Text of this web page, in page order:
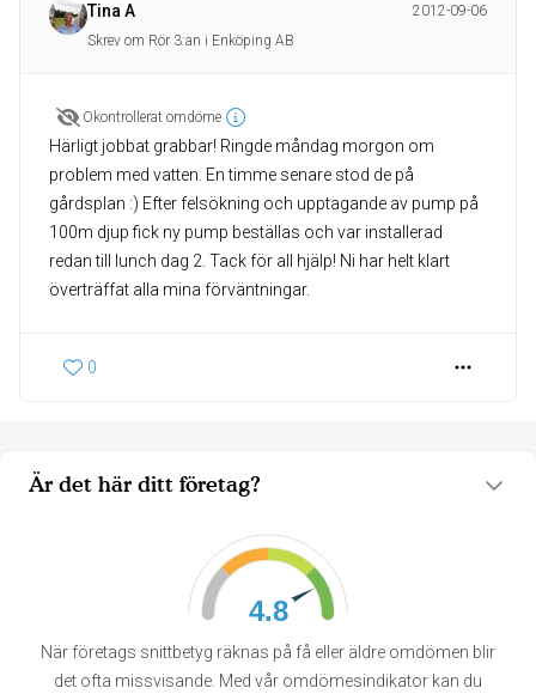
Är det här ditt företag?
4.8
När företags snittbetyg räknas på få eller äldre omdömen blir
det ofta missvisande. Med vår omdömesindikator kan du
Tina A
2012-09-06
Skrev om Rör 3:an i Enköping AB
Okontrollerat omdöme
Härligt jobbat grabbar! Ringde måndag morgon om
problem med vatten. En timme senare stod de på
gårdsplan :) Efter felsökning och upptagande av pump på
100m djup fick ny pump beställas och var installerad
redan till lunch dag 2. Tack för all hjälp! Ni har helt klart
överträffat alla mina förväntningar.
0